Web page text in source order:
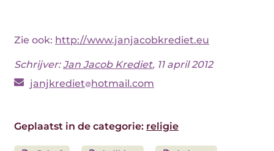
Zie ook: http://www.janjacobkrediet.eu
Schrijver:Jan Jacob Krediet, 11 april 2012
janjkrediet hotmail.com
Geplaatst in de categorie: religie